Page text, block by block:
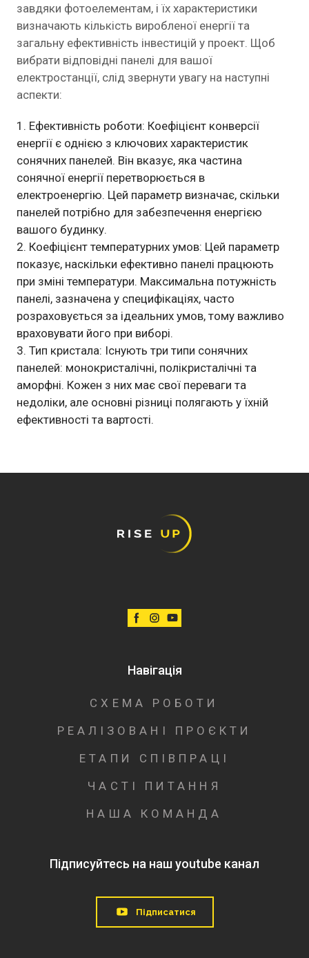
завдяки фотоелементам, і їх характеристики
визначають кількість виробленої енергії та
загальну ефективність інвестицій у проект. Щоб
вибрати відповідні панелі для вашої
електростанції, слід звернути увагу на наступні
аспекти:
Ефективність роботи: Коефіцієнт конверсії
енергії є однією з ключових характеристик
сонячних панелей. Він вказує, яка частина
сонячної енергії перетворюється в
електроенергію. Цей параметр визначає, скільки
панелей потрібно для забезпечення енергією
вашого будинку.
Коефіцієнт температурних умов: Цей параметр
показує, наскільки ефективно панелі працюють
при зміні температури. Максимальна потужність
панелі, зазначена у специфікаціях, часто
розраховується за ідеальних умов, тому важливо
враховувати його при виборі.
Тип кристала: Існують три типи сонячних
панелей: монокристалічні, полікристалічні та
аморфні. Кожен з них має свої переваги та
недоліки, але основні різниці полягають у їхній
ефективності та вартості.
Навігація
СХЕМА РОБОТИ
РЕАЛІЗОВАНІ ПРОЄКТИ
ЕТАПИ СПІВПРАЦІ
ЧАСТІ ПИТАННЯ
НАША КОМАНДА
Підписуйтесь на наш youtube канал
Підписатися